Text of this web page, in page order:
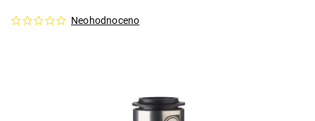
Neohodnoceno